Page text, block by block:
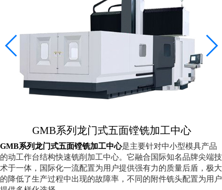
立式钻床
普通铣床
立式加工中心
卧式加工中心
高速加工中心
镗削技术
数控镗床
卧式镗床
GMB系列龙门式五面镗铣加工中心
GMB系列龙门式五面镗铣加工中心是主要针对中小型模具产品
的动工作台结构快速铣削加工中心。它融合国际知名品牌尖端技
术于一体，国际化一流配置为用户提供强有力的质量后盾，极大
的降低了生产过程中出现的故障率，不同的附件铣头配置为用户